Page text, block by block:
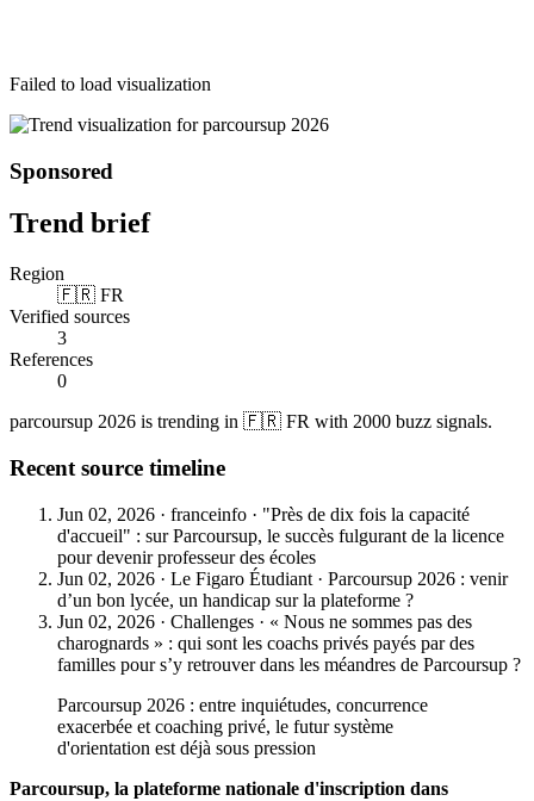
Failed to load visualization
Sponsored
Trend brief
Region
🇫🇷 FR
Verified sources
3
References
0
parcoursup 2026 is trending in 🇫🇷 FR with 2000 buzz signals.
Recent source timeline
Jun 02, 2026 · franceinfo · "Près de dix fois la capacité
d'accueil" : sur Parcoursup, le succès fulgurant de la licence
pour devenir professeur des écoles
Jun 02, 2026 · Le Figaro Étudiant · Parcoursup 2026 : venir
d’un bon lycée, un handicap sur la plateforme ?
Jun 02, 2026 · Challenges · « Nous ne sommes pas des
charognards » : qui sont les coachs privés payés par des
familles pour s’y retrouver dans les méandres de Parcoursup ?
Parcoursup 2026 : entre inquiétudes, concurrence
exacerbée et coaching privé, le futur système
d'orientation est déjà sous pression
Parcoursup, la plateforme nationale d'inscription dans